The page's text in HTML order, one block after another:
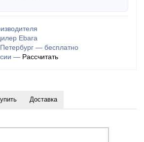
Ebara
— бесплатно
— Рассчитать
Доставка